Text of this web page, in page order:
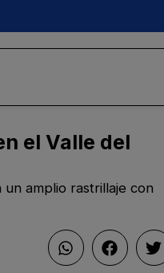
el Valle del
amplio rastrillaje con